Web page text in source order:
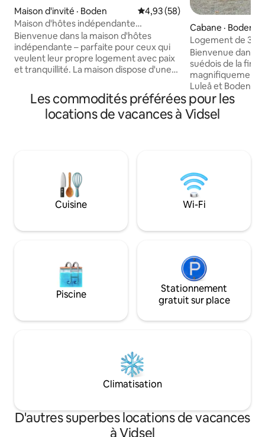
Maison d'invité · Boden Note moyenne de 4,93 sur 5,
4,93 (58)
Maison d'hôtes indépendante
confortable à Boden
Bienvenue dans la maison d'hôtes
indépendante – parfaite pour ceux qui
veulent leur propre logement avec paix
et tranquillité. La maison dispose d'une
réfrigérateur/congélateur et évier. En
outre, il y a une chambre avec des lits
continentaux, un canapé-lit, une salle de
avec réfrigérateur, congélateur,
cuisinière, micro-ondes - Une salle de
bain avec douche et sauna -
Climatisation, Wi-Fi, télévision avec
compagnie sur accord.
Cabane · Boden
Logement de 35
toute l'année.
Bienvenue dans
suédois de la fin
magnifiquement
Luleå et Boden.
d'une forêt et de
offre un séjour
nature. Le chalet
physique sur la
5 minutes à pied
rivière et de
pied de l'épicerie
L'aéroport est
Les commodités préférées pour les
locations de vacances à Vidsel
Cuisine Wi-Fi
Piscine
Stationnement
gratuit sur place
Climatisation
D'autres superbes locations de vacances
à Vidsel